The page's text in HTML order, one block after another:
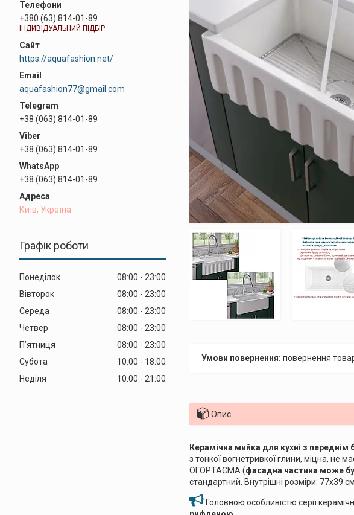
+380 (63) 814-01-89
ІНДИВІДУАЛЬНИЙ ПІДБІР
https://aquafashion.net/
aquafashion77@gmail.com
+38 (063) 814-01-89
+38 (063) 814-01-89
+38 (063) 814-01-89
Київ, Україна
Графік роботи
Понеділок 08:00
23:00
Вівторок
08:00
23:00
Середа
08:00
23:00
Четвер
08:00
23:00
Пʼятниця
08:00
23:00
Субота
10:00
18:00
Неділя
10:00 21:00
повернення
Опис
Керамічна мийка для кухні з
з тонкої вогнетривкої глини, міцна, не
ОГОРТАЄМА (фасадна частина може
стандартний. Внутрішні розміри: 77x39
Головною особливістю серії